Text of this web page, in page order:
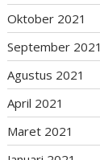
Oktober 2021
September 2021
Agustus 2021
April 2021
Maret 2021